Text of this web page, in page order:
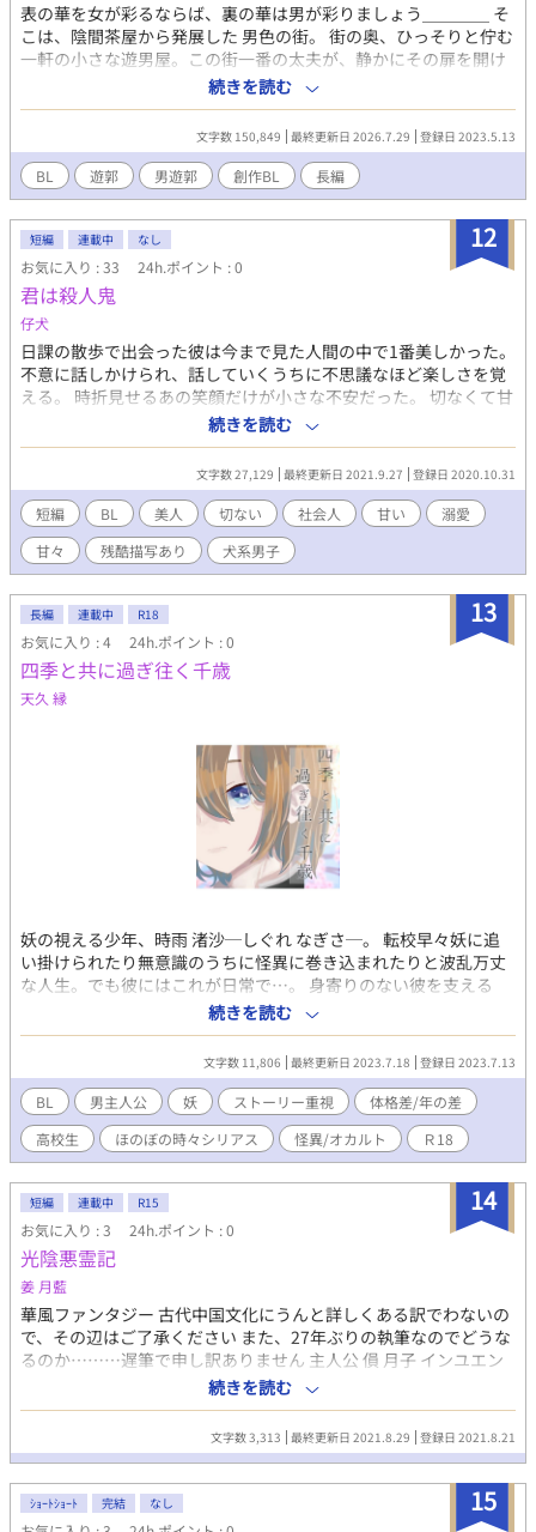
表の華を女が彩るならば、裏の華は男が彩りましょう＿＿＿＿ そ
こは、陰間茶屋から発展した 男色の街。 街の奥、ひっそりと佇む
一軒の小さな遊男屋。この街一番の太夫が、静かにその扉を開け
ている。 まるで極楽のように美しく、地獄のように儚い場所。 そ
こに集められた遊男たちは、誰よりも華やかで、誰よりも複雑
で、美しい。 これは美しき遊男たちの物語であり、 彼らに恋をし
た男たちの物語である。 ｡.ﾟ ✿｡. 次回 第三十五話 :✿.ﾟ｡.ﾟ
「 京司院鸞鳳 」 ⋱⋰ ⋱⋰ 【 注意 】⋱⋰ ⋱⋰ ⋱⋰ ⚠️R18に設定
しております。ご理解下さい！⚠️ 遊郭や陰間茶屋の史実とは、大
きく異なります。完全オリジナル、ファンタジーつよつよなの
で、『歴史に忠実なのが良い！』という方には向いていません。
👉性描写多めです。苦手な方は注意です。 👉誤字脱字等ありまし
たら、放っておいてください。 👉とても不定期更新です。
続きを読む
文字数 150,849 最終更新日 2026.7.29 登録日 2023.5.13
BL 遊郭 男遊郭 創作BL 長編
12
短編 連載中 なし
お気に入り : 33 24h.ポイント : 0
君は殺人鬼
仔犬
日課の散歩で出会った彼は今まで見た人間の中で1番美しかった。
不意に話しかけられ、話していくうちに不思議なほど楽しさを覚
える。 時折見せるあの笑顔だけが小さな不安だった。 切なくて甘
い、優雅で儚い気持ちが揺れ動く。 美人アンニュイ系×素直わん
こ系。
続きを読む
文字数 27,129 最終更新日 2021.9.27 登録日 2020.10.31
短編 BL 美人 切ない 社会人 甘い
溺愛
甘々
残酷描写あり 犬系男子
13
長編 連載中 R18
お気に入り : 4 24h.ポイント : 0
四季と共に過ぎ往く千歳
天久 縁
妖の視える少年、時雨 渚沙─しぐれ なぎさ─。 転校早々妖に追
い掛けられたり無意識のうちに怪異に巻き込まれたりと波乱万丈
な人生。でも彼にはこれが日常で…。 身寄りのない彼を支える
様々なもの達と織り成す美しくも儚い物語。 ────── 軽めの
ホラー、シリアス。ほのぼの。BL表現あり。のんびりと展開が進
みます。 ──── 初投稿のため至らぬ点が多いかと思いますが暇
を潰すぐらいの気持ちで読んでいただけると幸いです。 自己満足
で書いていたものを見せれる程度まで修正した作品なので作者の
趣味嗜好が多く含まれます。 ※誤字脱字等は気付き次第その都度
訂正していきます ※内容に大きな変化は無いと思いますが、（あ
る場合は表記します）細かな語彙の変更は納得のいくまでしてい
くつもりです ※基本独自設定のため解釈違いや現実とは異なる点
があります ※誹謗中傷はご遠慮下さい ※不定期更新 ※エピロー
グ未定
続きを読む
文字数 11,806 最終更新日 2023.7.18 登録日 2023.7.13
BL 男主人公 妖 ストーリー重視
体格差/年の差
高校生
ほのぼの時々シリアス 怪異/オカルト Ｒ18
14
短編 連載中 R15
お気に入り : 3 24h.ポイント : 0
光陰悪霊記
姜 月藍
華風ファンタジー 古代中国文化にうんと詳しくある訳でわないの
で、その辺はご了承ください また、27年ぶりの執筆なのでどうな
るのか………遅筆で申し訳ありません 主人公 傊 月子 インユエン
シ 真名 陰月 インユエン 誰かに呪詛で殺されているが、真相は不
明 帝国の北東に広大な土地を納める傊家の長子 傊家の特徴の蒼の
瞳を持っている 傊 凛鈴 インリンレイ 真名 陰華 インファ 叔父であ
る月子を悪霊として復活させ、自分と入れ替わる 叔父と同じく蒼
傊家を切り盛りしている 獏 鈴々 バクリンリン 月子の母 元猟師で
傊家の当主を助けたのがきっかけで後妻になる 麗詢との中も良好
続きを読む
文字数 3,313 最終更新日 2021.8.29 登録日 2021.8.21
15
ｼｮｰﾄｼｮｰﾄ 完結 なし